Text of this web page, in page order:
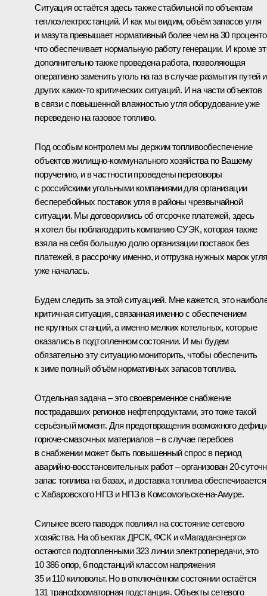
Ситуация остаётся здесь также стабильной по объектам
теплоэлектростанций. И как мы видим, объём запасов угля
и мазута превышает нормативный более чем на 30
что обеспечивает нормальную работу генерации. И кроме
дополнительно также проведена работа, позволяющая
оперативно заменить уголь на газ в случае размытия путей
других каких‑то критических ситуаций. И на части объектов
в связи с повышенной влажностью угля оборудование уже
переведено на газовое топливо.
Под особым контролем мы держим топливообеспечение
объектов жилищно-коммунального хозяйства по Вашему
поручению, и в частности проведены переговоры
с российскими угольными компаниями для организации
бесперебойных поставок угля в районы чрезвычайной
ситуации. Мы договорились об отсрочке платежей, здесь
я хотел бы поблагодарить компанию СУЭК, которая также
взяла на себя большую долю организации поставок без
платежей, в рассрочку именно, и отгрузка нужных марок угля
уже началась.
Будем следить за этой ситуацией. Мне кажется, это
критичная ситуация, связанная именно с обеспечением
не крупных станций, а именно мелких котельных, которые
оказались в подтопленном состоянии. И мы будем
обязательно эту ситуацию мониторить, чтобы обеспечить
к зиме полный объём нормативных запасов топлива.
Отдельная задача – это своевременное снабжение
пострадавших регионов нефтепродуктами, это тоже такой
серьёзный момент. Для предотвращения возможного
горюче-смазочных материалов – в случае перебоев
в снабжении может быть повышенный спрос в период
аварийно-восстановительных работ – организован
запас топлива на базах, и доставка топлива обеспечивается
с Хабаровского НПЗ и НПЗ в Комсомольске-на-Амуре.
Сильнее всего паводок повлиял на состояние сетевого
хозяйства. На объектах ДРСК, ФСК и «Магаданэнерго»
остаются подтопленными 323 линии электропередачи, это
10 386 опор, 6 подстанций классом напряжения
35 и 110 киловольт. Но в отключённом состоянии остаётся
131 трансформаторная подстанция. Объекты сетевого